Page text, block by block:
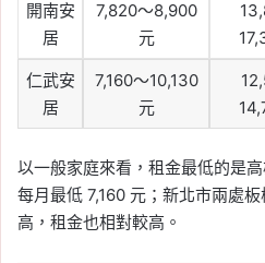
開南安
居
7,820～8,900
元
仁武安
居
7,160～10,130
元
以一般家庭來看，租金最低的是
每月最低 7,160 元；新北市兩處
高，租金也相對較高。